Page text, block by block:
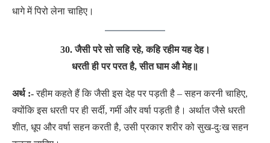
धागे में पिरो लेना चाहिए।
30. जैसी परे सो सहि रहे, कहि रहीम यह देह।
धरती ही पर परत है, सीत घाम औ मेह॥
अर्थ :-रहीम कहते हैं कि जैसी इस देह पर पड़ती है – सहन करनी चाहिए,
क्योंकि इस धरती पर ही सर्दी, गर्मी और वर्षा पड़ती है। अर्थात जैसे धरती
शीत, धूप और वर्षा सहन करती है, उसी प्रकार शरीर को सुख-दुःख सहन